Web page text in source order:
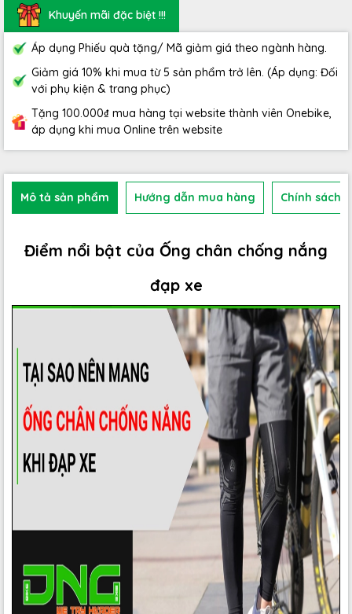
Khuyến mãi đặc biệt !!!
Áp dụng Phiếu quà tặng/ Mã giảm giá theo ngành hàng.
Giảm giá 10% khi mua từ 5 sản phẩm trở lên. (Áp dụng: Đối
với phụ kiện & trang phục)
Tặng 100.000₫ mua hàng tại website thành viên Onebike,
áp dụng khi mua Online trên website
Mô tả sản phẩm Hướng dẫn mua hàng Chính sách
Điểm nổi bật của Ống chân chống nắng
đạp xe